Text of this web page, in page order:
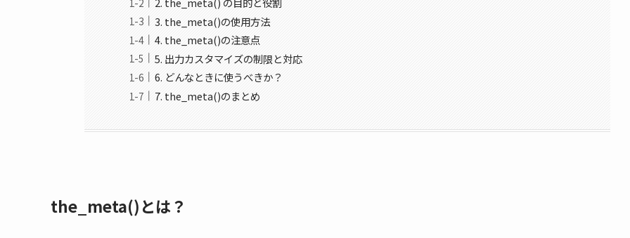
3. the_meta()の使用方法
4. the_meta()の注意点
5. 出力カスタマイズの制限と対応
6. どんなときに使うべきか？
7. the_meta()のまとめ
the_meta()とは？